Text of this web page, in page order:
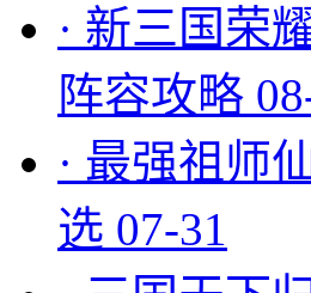
· 新三国荣
阵容攻略
· 最强祖师
选 07-31